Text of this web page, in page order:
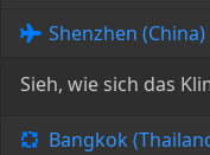
Shenzhen (China)
Sieh, wie sich das
Bangkok